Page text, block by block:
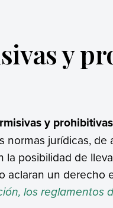
y
y prohibitivas
normas jurídicas,
posibilidad de
un derecho
los reglamentos